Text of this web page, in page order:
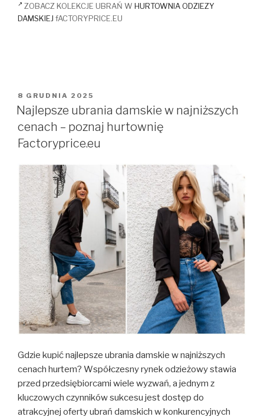
ZOBACZ KOLEKCJE UBRAŃ W HURTOWNIA ODZIEZY
DAMSKIEJ fACTORYPRICE.EU
OPUBLIKOWANE
W
8 GRUDNIA 2025
Najlepsze ubrania damskie w najniższych
cenach – poznaj hurtownię
Factoryprice.eu
Gdzie kupić najlepsze ubrania damskie w najniższych
cenach hurtem? Współczesny rynek odzieżowy stawia
przed przedsiębiorcami wiele wyzwań, a jednym z
kluczowych czynników sukcesu jest dostęp do
atrakcyjnej oferty ubrań damskich w konkurencyjnych